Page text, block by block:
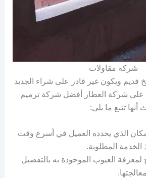
شركة مقاولات
قديم ويكون غير قادر على شراء الجديد
على شركة العطار أفضل شركة ترميم
تتبع ما يلي:
الذي يحدده العميل في أسرع وقت
الخدمة المطلوبة.
لمعرفة العيوب الموجودة به بالتفصيل